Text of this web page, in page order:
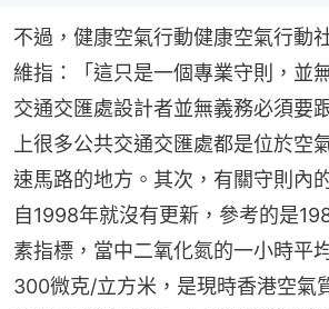
不過，健康空氣行動健康空氣行動
維指：「這只是一個專業守則，並
交通交匯處設計者並無義務必須要
上很多公共交通交匯處都是位於空
速馬路的地方。其次，有關守則內
自1998年就沒有更新，參考的是
素指標，當中二氧化氮的一小時平
300微克/立方米，是現時香港空氣